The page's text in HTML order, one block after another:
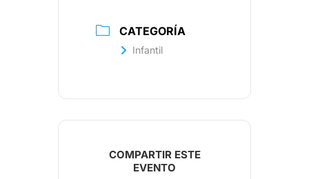
CATEGORÍA
Infantil
COMPARTIR ESTE
EVENTO